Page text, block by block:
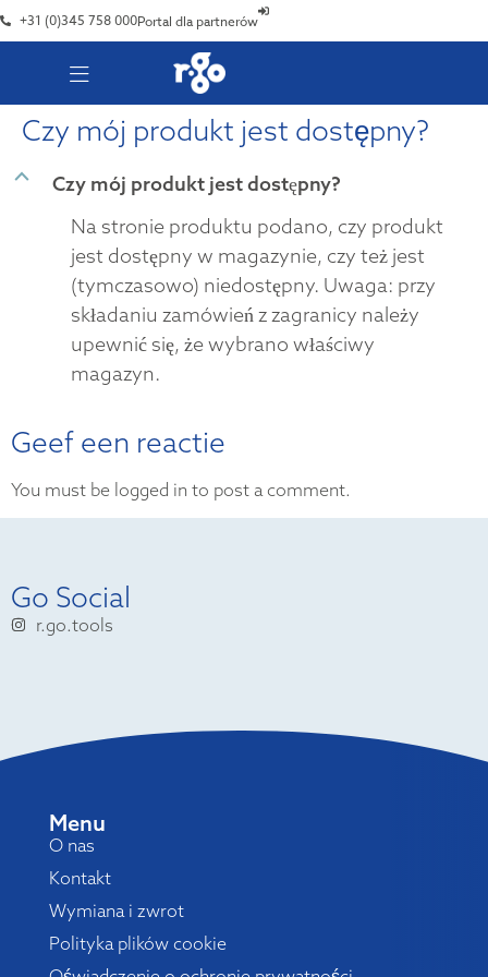
+31 (0)345 758 000Portal dla partnerów
Czy mój produkt jest dostępny?
B
Czy mój produkt jest dostępny?
Na stronie produktu podano, czy produkt
jest dostępny w magazynie, czy też jest
(tymczasowo) niedostępny. Uwaga: przy
składaniu zamówień z zagranicy należy
upewnić się, że wybrano właściwy
magazyn.
Geef een reactie
You must be logged in to post a comment.
Go Social
r.go.tools
Menu
O nas
Kontakt
Wymiana i zwrot
Polityka plików cookie